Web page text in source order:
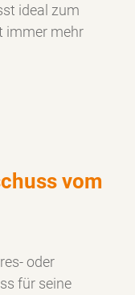
ideal zum
immer mehr
vom
oder
für seine